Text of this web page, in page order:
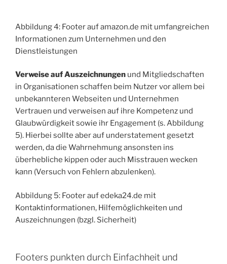
Abbildung 4: Footer auf amazon.de mit umfangreichen
Informationen zum Unternehmen und den
Dienstleistungen
Verweise auf Auszeichnungen und Mitgliedschaften
in Organisationen schaffen beim Nutzer vor allem bei
unbekannteren Webseiten und Unternehmen
Vertrauen und verweisen auf ihre Kompetenz und
Glaubwürdigkeit sowie ihr Engagement (s. Abbildung
5). Hierbei sollte aber auf understatement gesetzt
werden, da die Wahrnehmung ansonsten ins
überhebliche kippen oder auch Misstrauen wecken
kann (Versuch von Fehlern abzulenken).
Abbildung 5: Footer auf edeka24.de mit
Kontaktinformationen, Hilfemöglichkeiten und
Auszeichnungen (bzgl. Sicherheit)
Footers punkten durch Einfachheit und